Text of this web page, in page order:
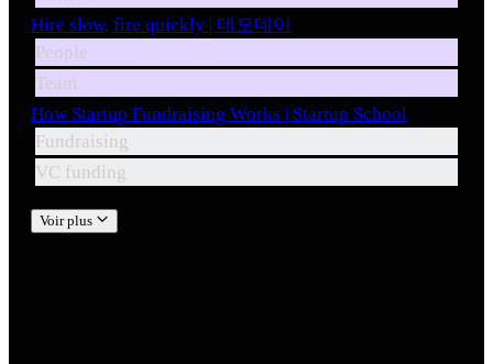
Hire slow, fire quickly | 데모데이
People
Team
How Startup Fundraising Works | Startup School
Fundraising
VC funding
Voir plus